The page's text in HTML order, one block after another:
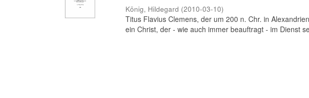
König, Hildegard (2010-03-10)
Titus Flavius Clemens, der um 200 n. Chr. in
ein Christ, der - wie auch immer beauftragt - im Dienst